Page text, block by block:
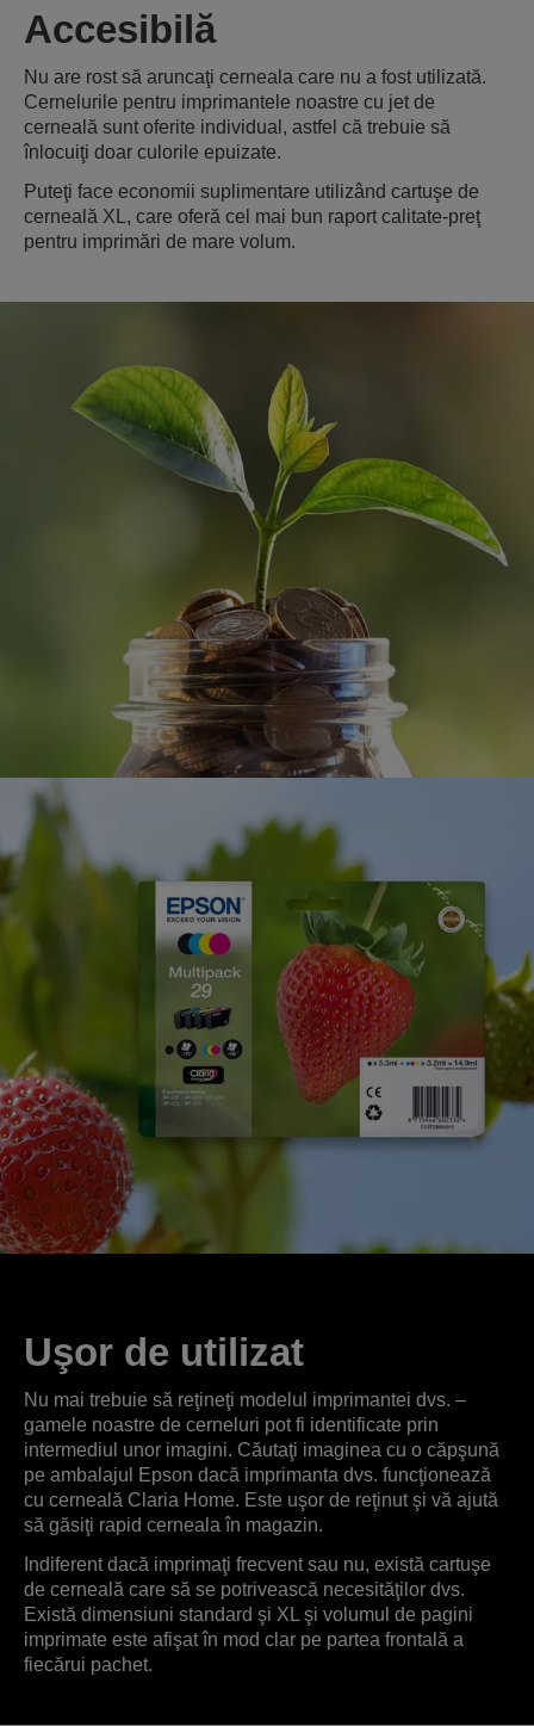
Accesibilă
Nu are rost să aruncaţi cerneala care nu a fost utilizată.
Cernelurile pentru imprimantele noastre cu jet de
cerneală sunt oferite individual, astfel că trebuie să
înlocuiţi doar culorile epuizate.
Puteţi face economii suplimentare utilizând cartuşe de
cerneală XL, care oferă cel mai bun raport calitate-preţ
pentru imprimări de mare volum.
Uşor de utilizat
Nu mai trebuie să reţineţi modelul imprimantei dvs. –
gamele noastre de cerneluri pot fi identificate prin
intermediul unor imagini. Căutaţi imaginea cu o căpşună
pe ambalajul Epson dacă imprimanta dvs. funcţionează
cu cerneală Claria Home. Este uşor de reţinut şi vă ajută
să găsiţi rapid cerneala în magazin.
Indiferent dacă imprimaţi frecvent sau nu, există cartuşe
de cerneală care să se potrivească necesităţilor dvs.
Există dimensiuni standard şi XL şi volumul de pagini
imprimate este afişat în mod clar pe partea frontală a
fiecărui pachet.